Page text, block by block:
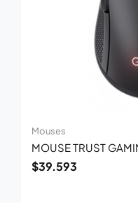
Mouses
MOUSE TRUST
$39.593